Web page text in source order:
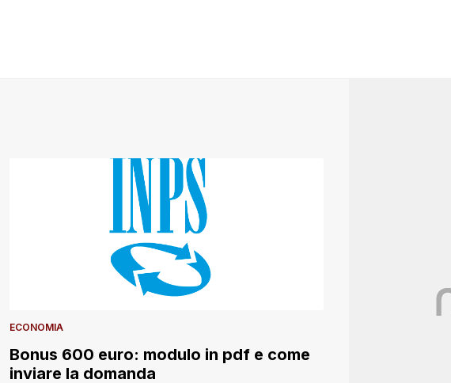
ECONOMIA
Bonus 600 euro: modulo in pdf e come
inviare la domanda